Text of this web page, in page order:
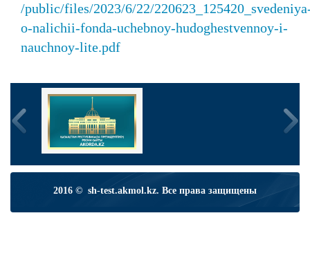
/public/files/2023/6/22/
o-nalichii-fonda-uchebnoy-hudoghestvennoy-i-
nauchnoy-lite.pdf
2016 © sh-test.akmol.kz. Все права защищены